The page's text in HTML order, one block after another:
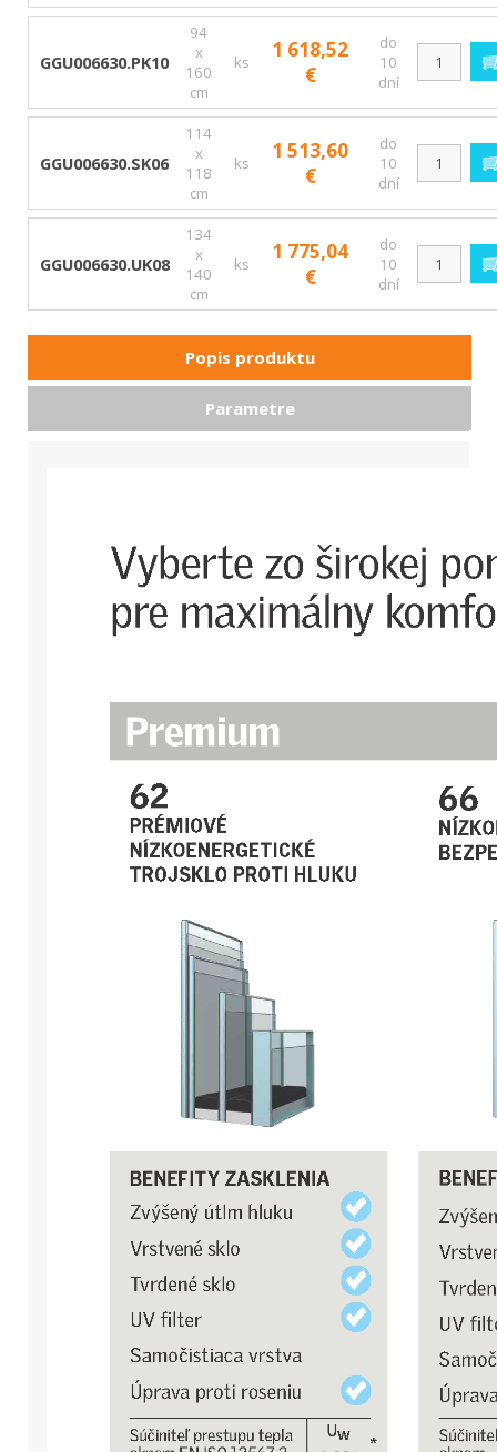
GGU006630.PK10
94
x
160
cm
ks
1 618,52
€
do
10
dní
GGU006630.SK06
114
x
118
cm
ks
1 513,60
€
do
10
dní
GGU006630.UK08
134
x
140
cm
ks
1 775,04
€
do
10
dní
Popis produktu
Parametre